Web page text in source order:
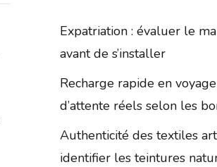
Expatriation : évaluer le
avant de s’installer
Recharge rapide en
d’attente réels selon les
Authenticité des textiles
identifier les teintures